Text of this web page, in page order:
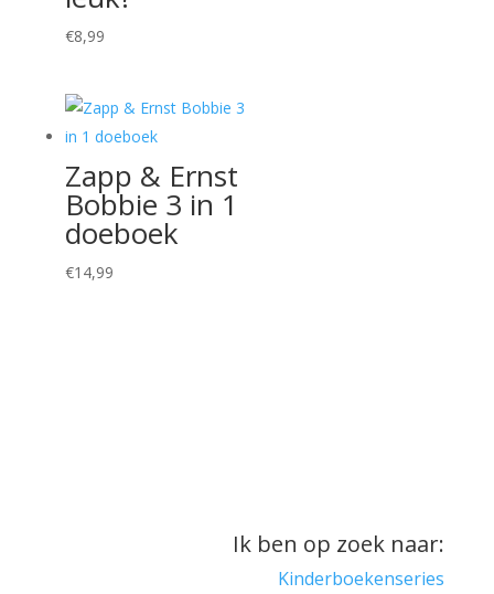
€8,99
Zapp & Ernst
Bobbie 3 in 1
doeboek
€14,99
Ik ben op zoek naar:
Kinderboekenseries